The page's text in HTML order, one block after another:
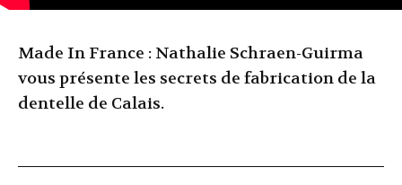
Made In France : Nathalie Schraen-Guirma
vous présente les secrets de fabrication de la
dentelle de Calais.